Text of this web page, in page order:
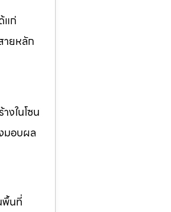
แก่
ายหลัก
งในโซน
มอบผล
พื้นที่